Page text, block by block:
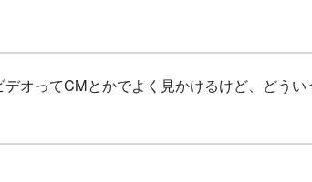
オってCMとかでよく見かけるけど、どうい